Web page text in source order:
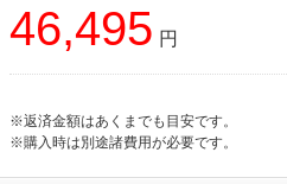
46,495 円
※返済金額はあくまでも目安です。
※購入時は別途諸費用が必要です。